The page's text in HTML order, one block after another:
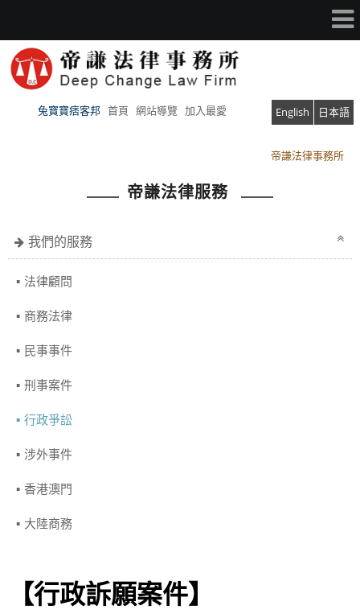
兔寶寶痞客邦 首頁 網站導覽 加入最愛 English 日本語
帝謙法律事務所
帝謙法律服務
我們的服務
法律顧問
商務法律
民事事件
刑事案件
行政爭訟
涉外事件
香港澳門
大陸商務
【行政訴願案件】